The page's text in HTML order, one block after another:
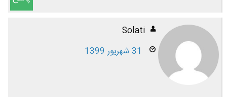
Solati
31 شهریور 1399